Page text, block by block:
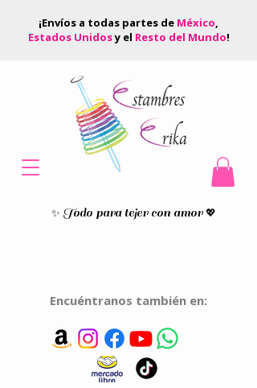
¡Envíos a todas partes de México,
Estados Unidosy el Resto del Mundo!
✨ Todo para tejer con amor 💖
Encuéntranos también en: